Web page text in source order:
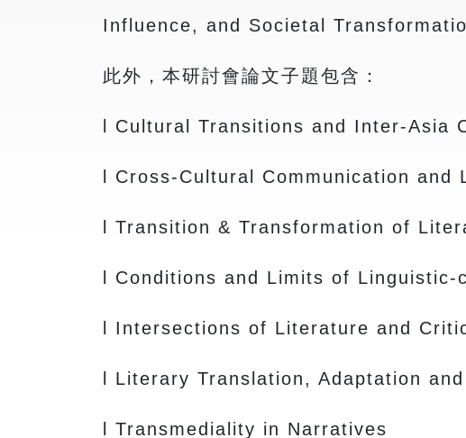
Influence, and Societal
此外，本研討會論文子題包含：
l Cultural Transitions and Inter-Asia
l Cross-Cultural Communication and
l Transition & Transformation of
l Conditions and Limits of
l Intersections of Literature and
l Literary Translation, Adaptation
l Transmediality in Narratives